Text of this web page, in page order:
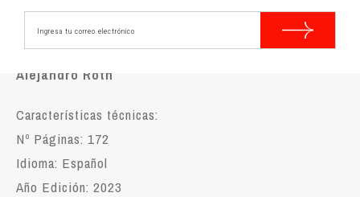
Tiempo de lectura estimado 4 horas y 21
minutos del libro COCINA LAB de Andrea Obaid |
Alejandro Roth
Características técnicas:
Nº Páginas: 172
Idioma: Español
Año Edición: 2023